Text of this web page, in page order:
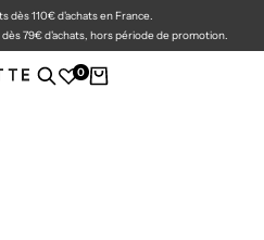
dès 110€ d'achats en France.
79€ d'achats, hors période de promotion.
0